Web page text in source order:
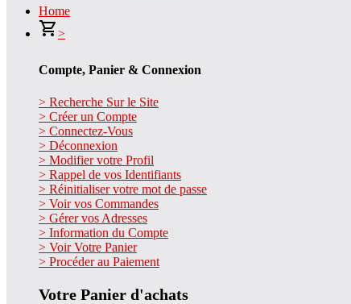
Home
>
Compte, Panier & Connexion
> Recherche Sur le Site
> Créer un Compte
> Connectez-Vous
> Déconnexion
> Modifier votre Profil
> Rappel de vos Identifiants
> Réinitialiser votre mot de passe
> Voir vos Commandes
> Gérer vos Adresses
> Information du Compte
> Voir Votre Panier
> Procéder au Paiement
Votre Panier d'achats